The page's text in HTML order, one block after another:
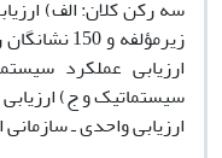
ارزیابی واحدی ـ